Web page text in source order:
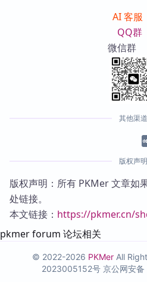
AI 客服
QQ群
微信群
其他渠道
版权声明
版权声明：所有 PKMer 文章如
处链接。
本文链接： https://pkmer.cn/
pkmer forum 论坛相关
© 2022-2026 PKMer All
2023005152号 京公网安